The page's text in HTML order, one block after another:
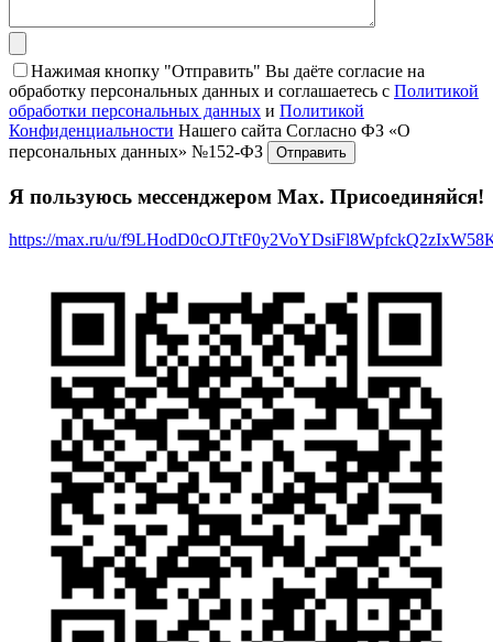
Нажимая кнопку "Отправить" Вы даёте согласие на
обработку персональных данных и соглашаетесь с Политикой
обработки персональных данных и Политикой
Конфиденциальности Нашего сайта Согласно ФЗ «О
персональных данных» №152-ФЗ
Я пользуюсь мессенджером Max. Присоединяйся!
https://max.ru/u/